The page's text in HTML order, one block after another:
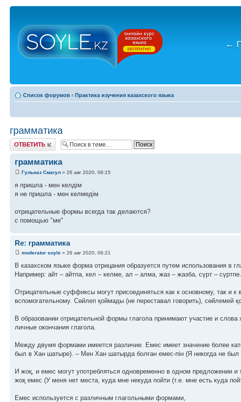
←
Список форумов ‹ Практика изучения казахского языка
грамматика
Ответить
грамматика
Гульназ Смагул » 26 авг 2020, 06:15
я пришла - мен келдім
я не пришла - мен келмедім
отрицательные формы всегда так делаются?
с помощью "ме"
Re: грамматика
moderator soyle » 26 авг 2020, 06:21
В казахском языке форма отрицания образуется путем использования в
Например: айт – айтпа, кел – келме, ал – алма, жаз – жазба, сүрт –
Отрицательные суффиксы могут присоединяться как к основному, так и
вспомогательному. Сөйлеп қоймады (не переставал говорить), сөйлемей
В образовании отрицательной формы глагола принимают участие и
личные окончания глагола.
Между двумя формами имеется различие. Емес имеет значение более
был в Хан шатыре). – Мен Хан шатырда болған емес-пін (Я никогда не был
И жоқ, и емес могут употребляться одновременно в одном предложении и
жоқ емес (У меня нет места, куда мне некуда пойти (т.е. мне есть куда
Емес используется с различным глагольными формами,